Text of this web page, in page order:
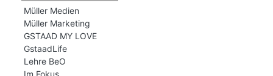
Müller Medien
Müller Marketing
GSTAAD MY LOVE
GstaadLife
Lehre BeO
Im Fokus